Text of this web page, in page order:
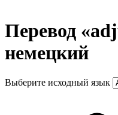
Перевод
немецкий
Выберите исходный язык